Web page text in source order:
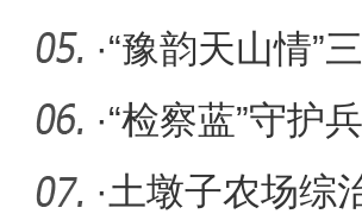
为“东数西
·“豫韵天山情”
在十
·“检察蓝”守护
物“活”
·土墩子农场综